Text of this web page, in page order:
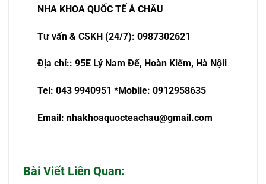
NHA KHOA QUỐC TẾ Á CHÂU
Tưvấn & CSKH (24/7): 0987302621
Địa chỉ:: 95E Lý Nam Đế, Hoàn Kiếm, Hà Nộii
Tel: 043 9940951 *Mobile: 0912958635
Email: nhakhoaquocteachau@gmail.com
Bài Viết Liên Quan: